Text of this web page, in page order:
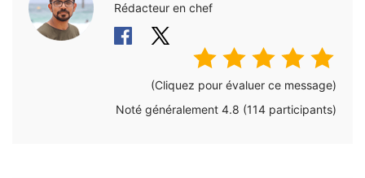
Rédacteur en chef
(Cliquez pour évaluer ce message)
Noté généralement 4.8 (114 participants)